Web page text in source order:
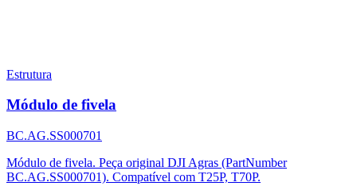
Estrutura
Módulo de fivela
BC.AG.SS000701
Módulo de fivela. Peça original DJI Agras (PartNumber
BC.AG.SS000701). Compatível com T25P, T70P.